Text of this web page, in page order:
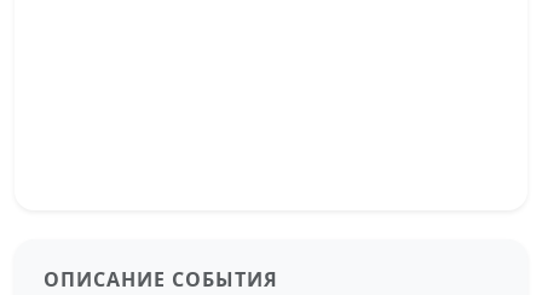
ОПИСАНИЕ СОБЫТИЯ